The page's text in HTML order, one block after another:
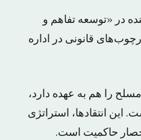
در «توسعه تفاهم و
قانونی در اداره
مسلح را هم به عهده دارد،
انتقادها، استراتژی
حاکمیت است.